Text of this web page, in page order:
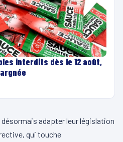
interdits dès le 12 août,
adapter leur législation
qui touche